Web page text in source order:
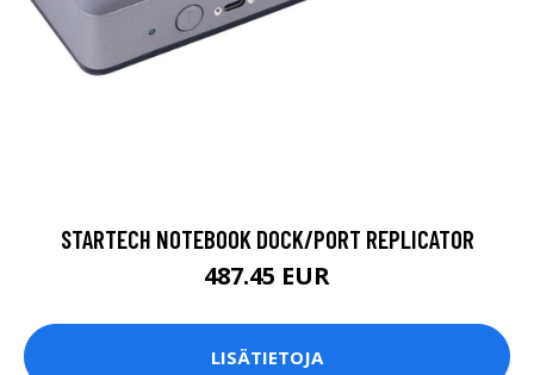
STARTECH NOTEBOOK DOCK/PORT REPLICATOR
487.45 EUR
LISÄTIETOJA